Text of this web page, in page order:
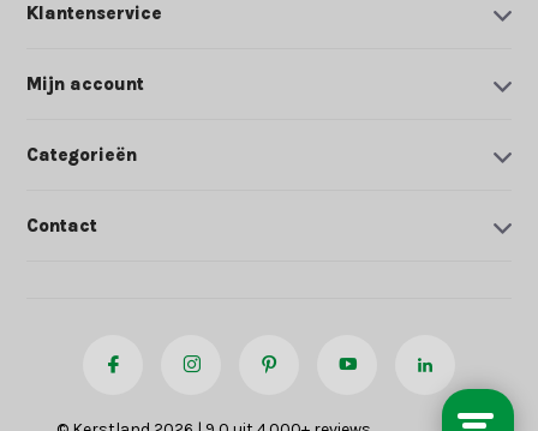
Klantenservice
Mijn account
Categorieën
Contact